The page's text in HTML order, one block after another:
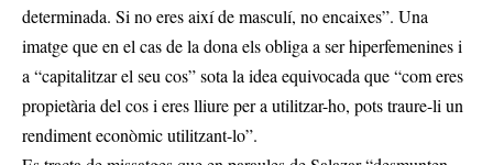
determinada. Si no eres així de masculí, no encaixes”. Una
imatge que en el cas de la dona els obliga a ser hiperfemenines i
a “capitalitzar el seu cos” sota la idea equivocada que “com eres
propietària del cos i eres lliure per a utilitzar-ho, pots traure-li un
rendiment econòmic utilitzant-lo”.